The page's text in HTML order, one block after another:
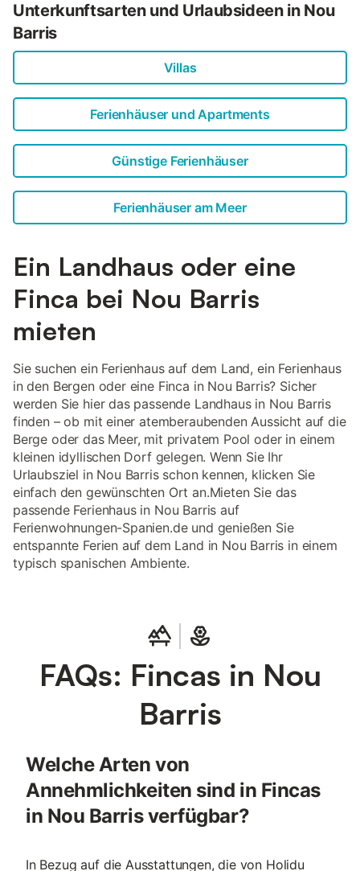
Unterkunftsarten und Urlaubsideen in Nou
Barris
Villas
Ferienhäuser und Apartments
Günstige Ferienhäuser
Ferienhäuser am Meer
Ein Landhaus oder eine
Finca bei Nou Barris
mieten
Sie suchen ein Ferienhaus auf dem Land, ein Ferienhaus
in den Bergen oder eine Finca in Nou Barris? Sicher
werden Sie hier das passende Landhaus in Nou Barris
finden – ob mit einer atemberaubenden Aussicht auf die
Berge oder das Meer, mit privatem Pool oder in einem
kleinen idyllischen Dorf gelegen. Wenn Sie Ihr
Urlaubsziel in Nou Barris schon kennen, klicken Sie
einfach den gewünschten Ort an.Mieten Sie das
passende Ferienhaus in Nou Barris auf
Ferienwohnungen-Spanien.de und genießen Sie
entspannte Ferien auf dem Land in Nou Barris in einem
typisch spanischen Ambiente.
FAQs: Fincas in Nou
Barris
Welche Arten von
Annehmlichkeiten sind in Fincas
in Nou Barris verfügbar?
In Bezug auf die Ausstattungen, die von Holidu